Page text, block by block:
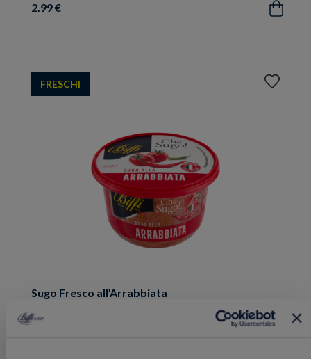
2.99 € Acquista
Sugo Fresco all’Arrabbiata
200 g
FRESCHI
Aggiungi